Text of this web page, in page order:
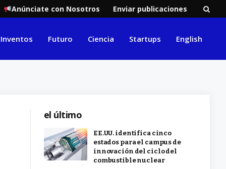
Anúnciate con Nosotros Enviar publicaciones
Inventos Futuro Ciencia Startups English
el último
EE.UU. identifica cinco
estados para el campus de
innovación del ciclo del
combustible nuclear